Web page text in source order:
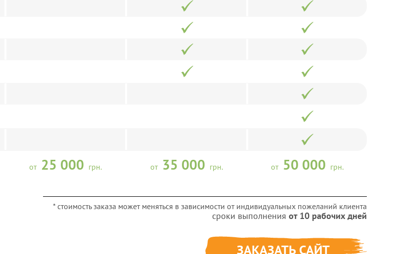
от 25 000 грн. от 35 000 грн. от 50 000 грн.
* стоимость заказа может меняться в зависимости от индивидуальных пожеланий клиента
сроки выполнения от 10 рабочих дней
ЗАКАЗАТЬ САЙТ